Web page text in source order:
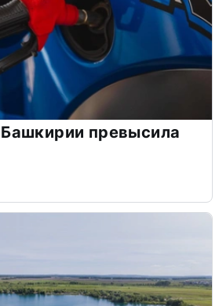
превысила